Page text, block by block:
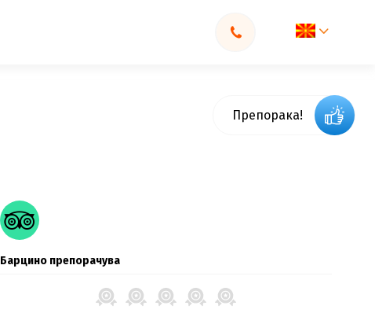
Препорака!
Барцино препорачува